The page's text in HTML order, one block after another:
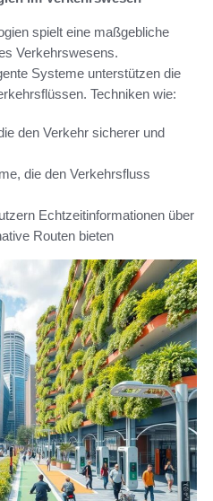
spielt eine maßgebliche
Verkehrswesens.
Systeme unterstützen die
Techniken wie:
den Verkehr sicherer und
die den Verkehrsfluss
Echtzeitinformationen über
Routen bieten